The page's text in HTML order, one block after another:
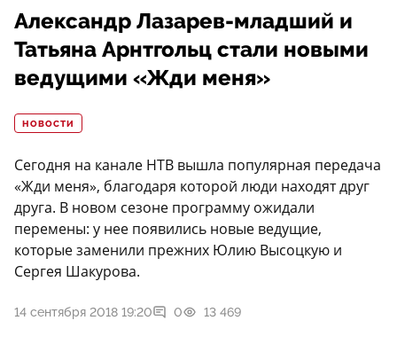
Александр Лазарев-младший и
Татьяна Арнтгольц стали новыми
ведущими «Жди меня»
НОВОСТИ
Сегодня на канале НТВ вышла популярная передача
«Жди меня», благодаря которой люди находят друг
друга. В новом сезоне программу ожидали
перемены: у нее появились новые ведущие,
которые заменили прежних Юлию Высоцкую и
Сергея Шакурова.
14 сентября 2018 19:20 0 13 469